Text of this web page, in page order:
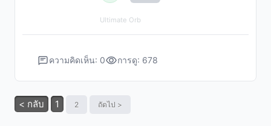
Ultimate Orb
ความคิดเห็น: 0 การดู: 678
< กลับ 1 2 ถัดไป >